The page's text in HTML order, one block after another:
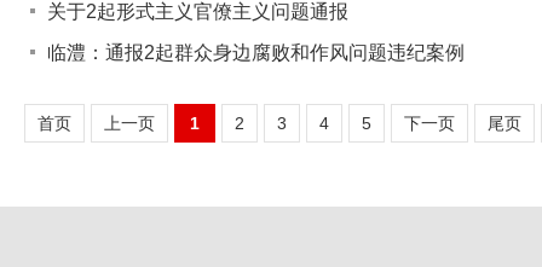
关于2起形式主义官僚主义问题通报
临澧：通报2起群众身边腐败和作风问题违纪案例
首页 上一页 1 2 3 4 5 下一页 尾页